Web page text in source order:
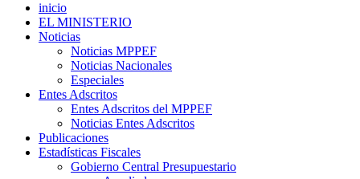
inicio
EL MINISTERIO
Noticias
Noticias MPPEF
Noticias Nacionales
Especiales
Entes Adscritos
Entes Adscritos del MPPEF
Noticias Entes Adscritos
Publicaciones
Estadísticas Fiscales
Gobierno Central Presupuestario